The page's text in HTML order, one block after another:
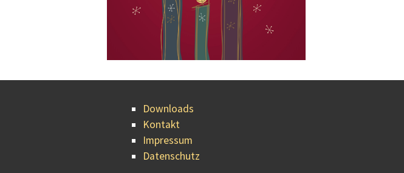
Downloads
Kontakt
Impressum
Datenschutz